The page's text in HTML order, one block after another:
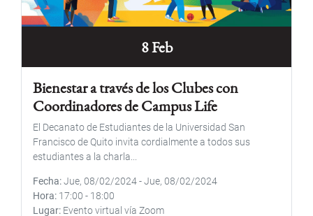
8 Feb
Bienestar a través de los Clubes con
Coordinadores de Campus Life
El Decanato de Estudiantes de la Universidad San
Francisco de Quito invita cordialmente a todos sus
estudiantes a la charla...
Fecha Jue, 08/02/2024-Jue, 08/02/2024
Hora 17:00 - 18:00
Lugar Evento virtual vía Zoom